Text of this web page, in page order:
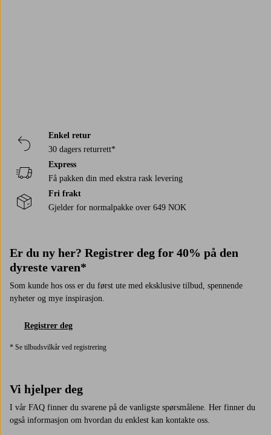
Enkel retur
30 dagers returrett*
Express
Få pakken din med ekstra rask levering
Fri frakt
Gjelder for normalpakke over 649 NOK
Er du ny her? Registrer deg for 40% på den
dyreste varen*
Som kunde hos oss er du først ute med eksklusive tilbud, spennende
nyheter og mye inspirasjon.
Registrer deg
* Se tilbudsvilkår ved registrering
Vi hjelper deg
I vår FAQ finner du svarene på de vanligste spørsmålene. Her finner du
også informasjon om hvordan du enklest kan kontakte oss.